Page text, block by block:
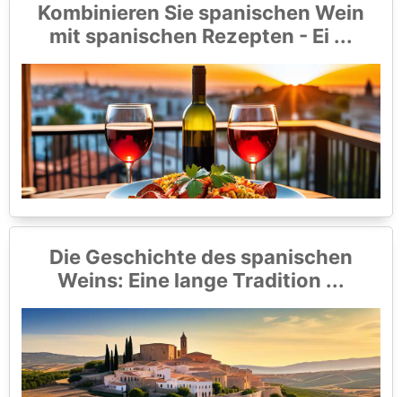
Kombinieren Sie spanischen Wein
mit spanischen Rezepten - Ei ...
Die Geschichte des spanischen
Weins: Eine lange Tradition ...